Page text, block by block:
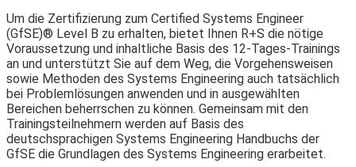
Um die Zertifizierung zum Certified Systems Engineer
(GfSE)® Level B zu erhalten, bietet Ihnen R+S die nötige
Voraussetzung und inhaltliche Basis des 12-Tages-Trainings
an und unterstützt Sie auf dem Weg, die Vorgehensweisen
sowie Methoden des Systems Engineering auch tatsächlich
bei Problemlösungen anwenden und in ausgewählten
Bereichen beherrschen zu können. Gemeinsam mit den
Trainingsteilnehmern werden auf Basis des
deutschsprachigen Systems Engineering Handbuchs der
GfSE die Grundlagen des Systems Engineering erarbeitet.